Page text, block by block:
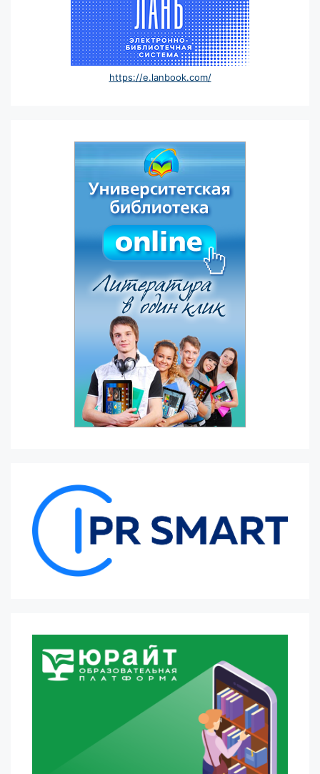
https://e.lanbook.com/